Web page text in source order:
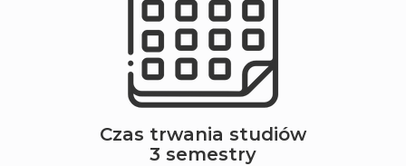
Czas trwania studiów
3 semestry